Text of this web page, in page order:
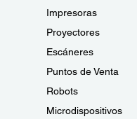
Impresoras
Proyectores
Escáneres
Puntos de Venta
Robots
Microdispositivos